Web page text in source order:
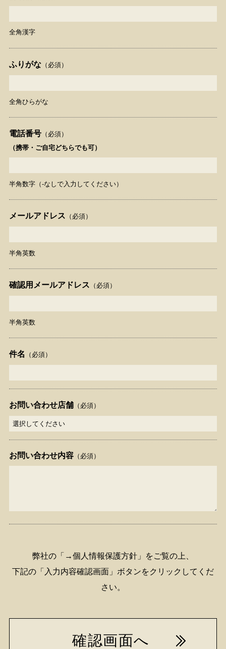
全角漢字
ふりがな（必須）
全角ひらがな
電話番号（必須）
（携帯・ご自宅どちらでも可）
半角数字（‐なしで入力してください）
メールアドレス （必須）
半角英数
確認用メールアドレス （必須）
半角英数
件名 （必須）
お問い合わせ店舗（必須）
お問い合わせ内容（必須）
弊社の「→個人情報保護方針」をご覧の上、
下記の「入力内容確認画面」ボタンをクリックしてくだ
さい。